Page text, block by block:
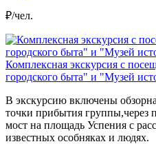
₽/чел.
Комплексная экскурсия с
городского быта" и "Музей
В экскурсию включены
точки прибытия
мост на площадь Успения с
известных особняках и людях.